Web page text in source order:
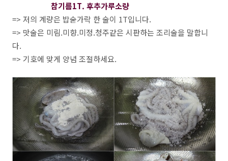
참기름1T. 후추가루소량
=> 저의 계량은 밥숟가락 한 술이 1T입니다.
=> 맛술은 미림.미향.미정.청주같은 시판하는 조리술을 말합니
다.
=> 기호에 맞게 양념 조절하세요.